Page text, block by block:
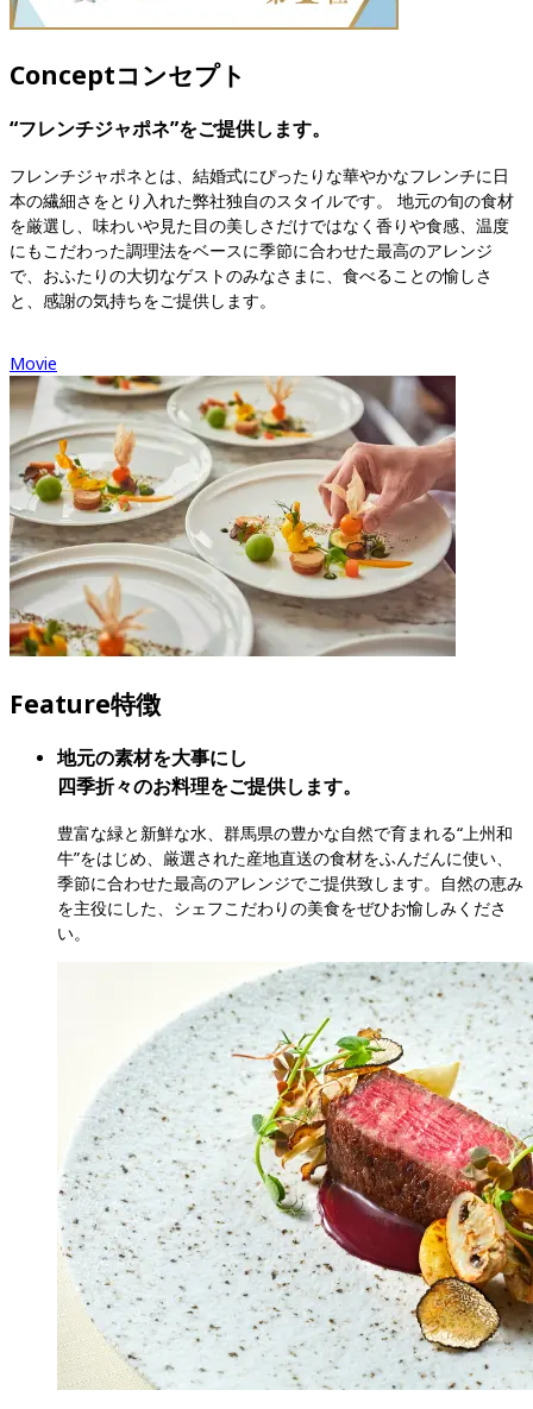
Conceptコンセプト
“フレンチジャポネ”をご提供します。
フレンチジャポネとは、結婚式にぴったりな華やかなフレンチに日
本の繊細さをとり入れた弊社独自のスタイルです。 地元の旬の食材
を厳選し、味わいや見た目の美しさだけではなく香りや食感、温度
にもこだわった調理法をベースに季節に合わせた最高のアレンジ
で、おふたりの大切なゲストのみなさまに、食べることの愉しさ
と、感謝の気持ちをご提供します。
Movie
Feature特徴
地元の素材を大事にし
四季折々のお料理をご提供します。
豊富な緑と新鮮な水、群馬県の豊かな自然で育まれる“上州和
牛”をはじめ、厳選された産地直送の食材をふんだんに使い、
季節に合わせた最高のアレンジでご提供致します。自然の恵み
を主役にした、シェフこだわりの美食をぜひお愉しみくださ
い。